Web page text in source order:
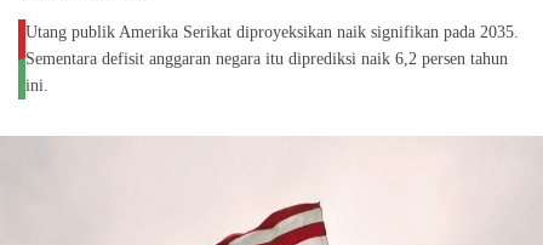
Utang publik Amerika Serikat diproyeksikan naik signifikan pada 2035.
Sementara defisit anggaran negara itu diprediksi naik 6,2 persen tahun
ini.